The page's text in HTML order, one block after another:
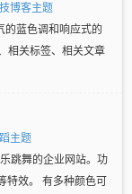
博客主题
的蓝色调和响应式的
相关标签、相关文章
主题
跳舞的企业网站。功
效。 有多种颜色可